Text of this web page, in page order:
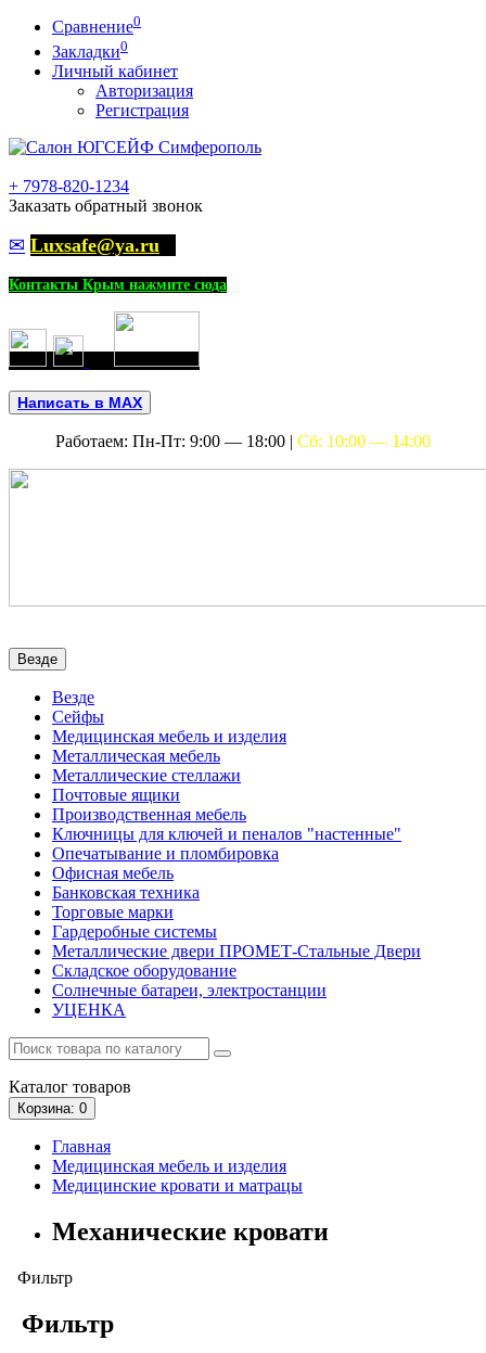
Сравнение0
Закладки0
Личный кабинет
Авторизация
Регистрация
+ 7978-820-1234
Заказать обратный звонок
✉ Luxsafe@ya.ru
Контакты Крым нажмите сюда
Написать в MAX
Работаем: Пн-Пт: 9:00 — 18:00 | Сб: 10:00 — 14:00
Везде
Везде
Сейфы
Медицинская мебель и изделия
Металлическая мебель
Металлические стеллажи
Почтовые ящики
Производственная мебель
Ключницы для ключей и пеналов "настенные"
Опечатывание и пломбировка
Офисная мебель
Банковская техника
Торговые марки
Гардеробные системы
Металлические двери ПРОМЕТ-Стальные Двери
Складское оборудование
Солнечные батареи, электростанции
УЦЕНКА
Каталог товаров
Корзина: 0
Главная
Медицинская мебель и изделия
Медицинские кровати и матрацы
Механические кровати
Фильтр
Фильтр